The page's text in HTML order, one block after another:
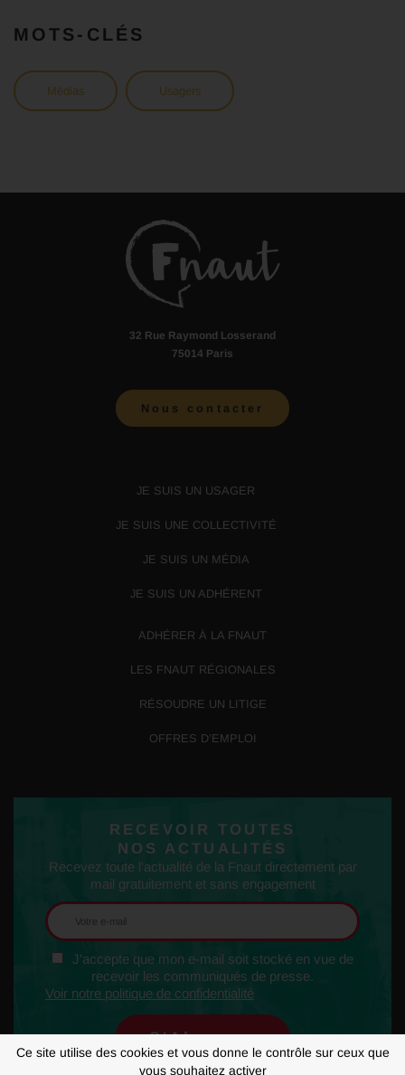
Ce site utilise des cookies et vous donne le contrôle sur ceux que
vous souhaitez activer
MOTS-CLÉS
Médias Usagers
32 Rue Raymond Losserand
75014 Paris
Nous contacter
JE SUIS UN USAGER
JE SUIS UNE COLLECTIVITÉ
JE SUIS UN MÉDIA
JE SUIS UN ADHÉRENT
ADHÉRER À LA FNAUT
LES FNAUT RÉGIONALES
RÉSOUDRE UN LITIGE
OFFRES D’EMPLOI
RECEVOIR TOUTES
NOS ACTUALITÉS
Recevez toute l'actualité de la Fnaut directement par
mail gratuitement et sans engagement
J'accepte que mon e-mail soit stocké en vue de
recevoir les communiqués de presse.
Voir notre politique de confidentialité